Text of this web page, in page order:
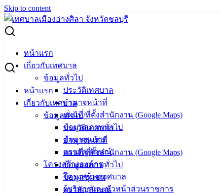
Skip to content
หน้าแรก
เกี่ยวกับเทศบาล
ข้อมูลทั่วไป
ประวัติเทศบาล
อำนาจหน้าที่
แผนที่/ที่ตั้งสำนักงาน (Google Maps)
ข้อมูลสภาพทั่วไป
ข้อมูลชุมชน
ตราสัญลักษณ์
โครงสร้างองค์กร
โครงสร้างเทศบาล
ผู้บริหารและหัวหน้าส่วนราชการ
หน้าแรก
เกี่ยวกับเทศบาล
ข้อมูลทั่วไป
ประวัติเทศบาล
อำนาจหน้าที่
แผนที่/ที่ตั้งสำนักงาน (Google Maps)
ข้อมูลสภาพทั่วไป
ข้อมูลชุมชน
ตราสัญลักษณ์
Search for:
การขับเคลื่อนเป้าหมายการพัฒนาที่ยั่งยืน (Sustainable
Development Goals :SDGs)
การขับเคลื่อนเป้าหมายการพัฒนาที่ยั่งยืน
(Sustainable Development Goals :SDGs)
กันยายน 25, 2023กันยายน 27, 2023
#SDGSummit: แม้จะมองไม่เห็น แต่สุขภาพจิตก็สำคัญไม่น้อยไป
กว่าสุขภาพกาย ❤️‍🩹💪🏼